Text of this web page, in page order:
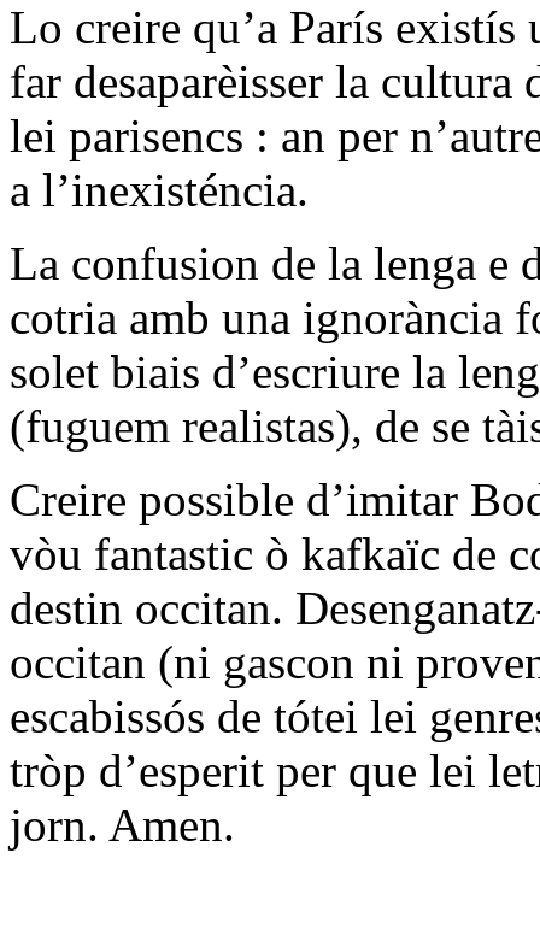
Lo creire qu’a París existís
far desaparèisser la cultura
lei parisencs : an per
a l’inexisténcia.
La confusion de la lenga e
cotria amb una ignorància
solet biais d’escriure la
(fuguem realistas), de se
Creire possible d’imitar
vòu fantastic ò kafkaïc de
destin occitan.
occitan (ni gascon ni
escabissós de tótei lei
tròp d’esperit per que lei
jorn. Amen.